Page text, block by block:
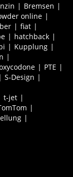
Bremsen
online
fiat
hatchback
Kupplung
PTE
S-Design
t-jet